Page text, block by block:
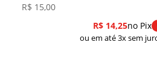
R$ 15,00
R$14,25no Pix
ou em até 3x sem